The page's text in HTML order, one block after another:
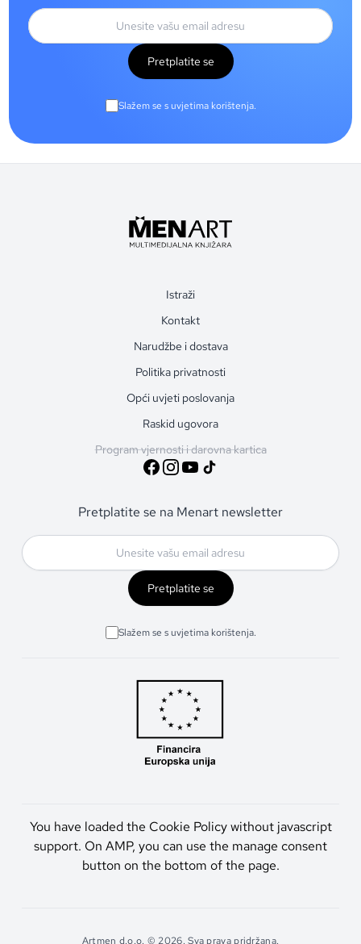
Pretplatite se
Slažem se s uvjetima korištenja.
Istraži
Kontakt
Narudžbe i dostava
Politika privatnosti
Opći uvjeti poslovanja
Raskid ugovora
Program vjernosti i darovna kartica
Pretplatite se na Menart newsletter
Pretplatite se
Slažem se s uvjetima korištenja.
You have loaded the Cookie Policy without javascript
support. On AMP, you can use the manage consent
button on the bottom of the page.
Artmen d.o.o. © 2026. Sva prava pridržana.